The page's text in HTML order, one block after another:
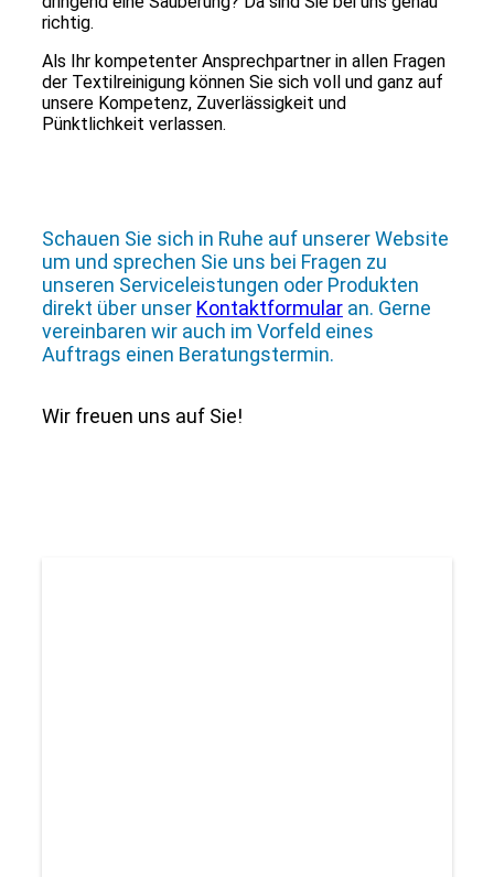
richtig.
Als Ihr kompetenter Ansprechpartner in allen Fragen
der Textilreinigung können Sie sich voll und ganz auf
unsere Kompetenz, Zuverlässigkeit und
Pünktlichkeit verlassen.
Schauen Sie sich in Ruhe auf unserer Website
um und sprechen Sie uns bei Fragen zu
unseren Serviceleistungen oder Produkten
direkt über unser Kontaktformularan. Gerne
vereinbaren wir auch im Vorfeld eines
Auftrags einen Beratungstermin.
Wir freuen uns auf Sie!